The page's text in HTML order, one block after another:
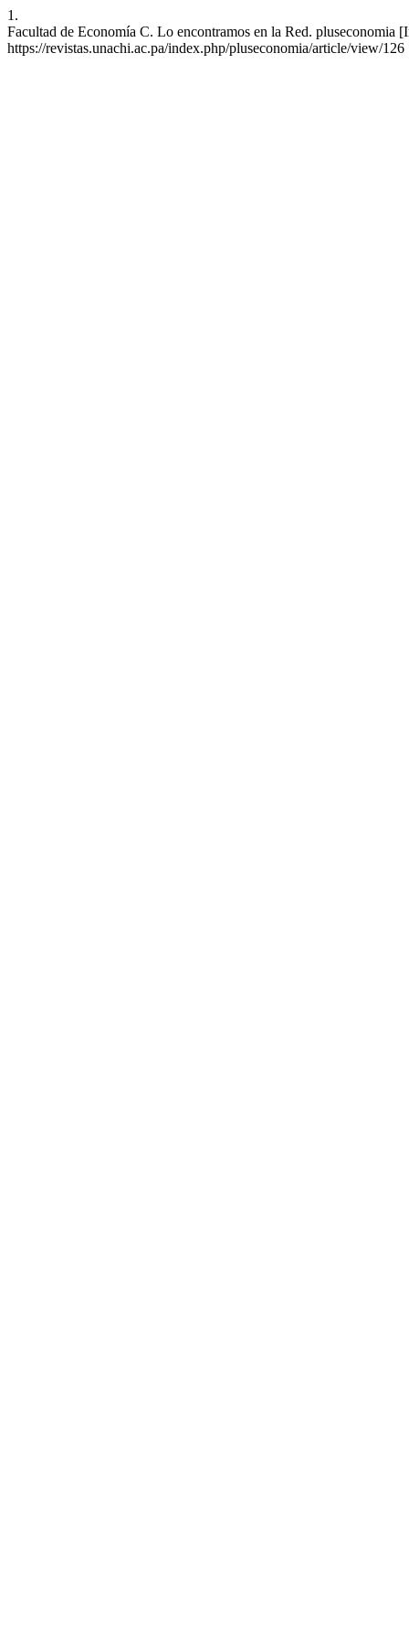
1.
Facultad de Economía C. Lo encontramos en la Red.
https://revistas.unachi.ac.pa/index.php/pluseconomia/article/view/126